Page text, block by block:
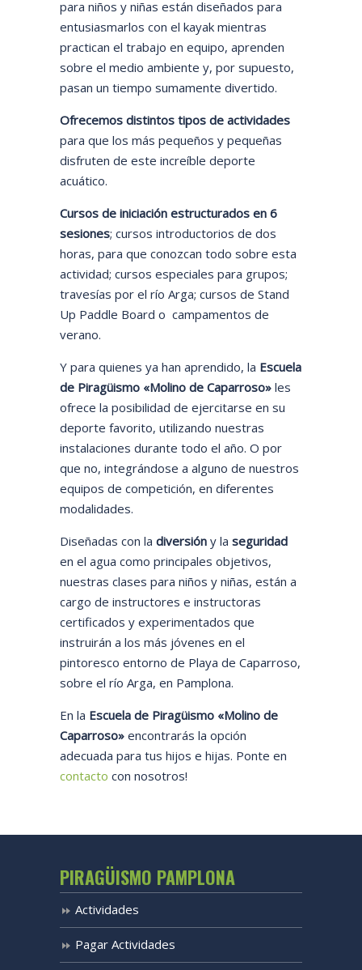
para niños y niñas están diseñados para
entusiasmarlos con el kayak mientras
practican el trabajo en equipo, aprenden
sobre el medio ambiente y, por supuesto,
pasan un tiempo sumamente divertido.
Ofrecemos distintos tipos de actividades
para que los más pequeños y pequeñas
disfruten de este increíble deporte
acuático.
Cursos de iniciación estructurados en 6
sesiones; cursos introductorios de dos
horas, para que conozcan todo sobre esta
actividad; cursos especiales para grupos;
travesías por el río Arga; cursos de Stand
Up Paddle Board o campamentos de
verano.
Y para quienes ya han aprendido, la Escuela
de Piragüismo «Molino de Caparroso» les
ofrece la posibilidad de ejercitarse en su
deporte favorito, utilizando nuestras
instalaciones durante todo el año. O por
que no, integrándose a alguno de nuestros
equipos de competición, en diferentes
modalidades.
Diseñadas con la diversión y la seguridad
en el agua como principales objetivos,
nuestras clases para niños y niñas, están a
cargo de instructores e instructoras
certificados y experimentados que
instruirán a los más jóvenes en el
pintoresco entorno de Playa de Caparroso,
sobre el río Arga, en Pamplona.
En la Escuela de Piragüismo «Molino de
Caparroso» encontrarás la opción
adecuada para tus hijos e hijas. Ponte en
contacto con nosotros!
PIRAGÜISMO PAMPLONA
Actividades
Pagar Actividades